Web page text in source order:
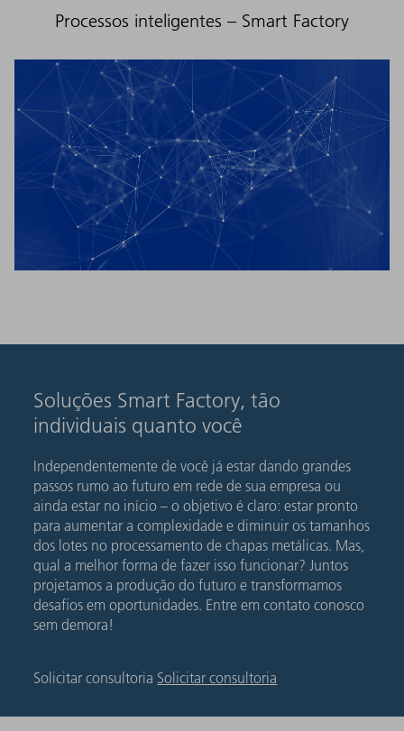
Processos inteligentes – Smart Factory
Soluções Smart Factory, tão
individuais quanto você
Independentemente de você já estar dando grandes
passos rumo ao futuro em rede de sua empresa ou
ainda estar no início – o objetivo é claro: estar pronto
para aumentar a complexidade e diminuir os tamanhos
dos lotes no processamento de chapas metálicas. Mas,
qual a melhor forma de fazer isso funcionar? Juntos
projetamos a produção do futuro e transformamos
desafios em oportunidades. Entre em contato conosco
sem demora!
Solicitar consultoria Solicitar consultoria